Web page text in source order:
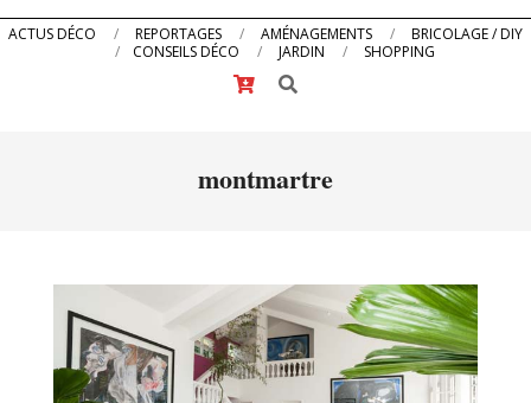
Primary
ACTUS DÉCO REPORTAGES AMÉNAGEMENTS
BRICOLAGE / DIY
CONSEILS DÉCO
JARDIN
SHOPPING
Search
montmartre